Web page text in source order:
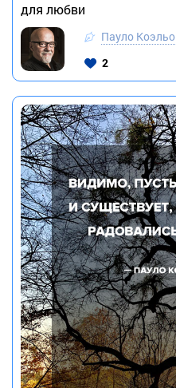
для любви
Пауло Коэльо
2